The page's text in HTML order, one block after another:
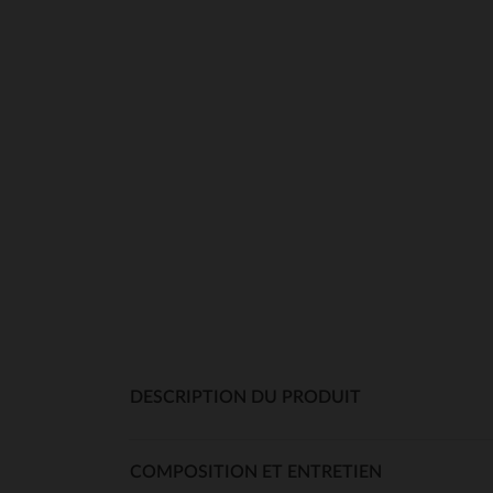
DESCRIPTION DU PRODUIT
COMPOSITION ET ENTRETIEN